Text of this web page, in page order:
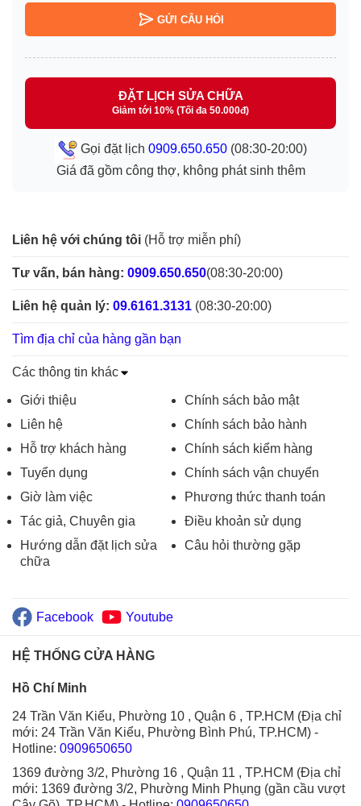
GỬI CÂU HỎI
ĐẶT LỊCH SỬA CHỮA
Giảm tới 10% (Tối đa 50.000đ)
Gọi đặt lịch 0909.650.650(08:30-20:00)
Giá đã gồm công thợ, không phát sinh thêm
Liên hệ với chúng tôi (Hỗ trợ miễn phí)
Tư vấn, bán hàng: 0909.650.650(08:30-20:00)
Liên hệ quản lý: 09.6161.3131 (08:30-20:00)
Tìm địa chỉ của hàng gần bạn
Các thông tin khác
Giới thiệu
Liên hệ
Hỗ trợ khách hàng
Tuyển dụng
Giờ làm việc
Tác giả, Chuyên gia
Hướng dẫn đặt lịch sửa
chữa
Chính sách bảo mật
Chính sách bảo hành
Chính sách kiểm hàng
Chính sách vận chuyển
Phương thức thanh toán
Điều khoản sử dụng
Câu hỏi thường gặp
Facebook Youtube
HỆ THỐNG CỬA HÀNG
Hồ Chí Minh
24 Trần Văn Kiểu, Phường 10 , Quận 6 , TP.HCM (Địa chỉ
mới: 24 Trần Văn Kiểu, Phường Bình Phú, TP.HCM) -
Hotline: 0909650650
1369 đường 3/2, Phường 16 , Quận 11 , TP.HCM (Địa chỉ
mới: 1369 đường 3/2, Phường Minh Phụng (gần cầu vượt